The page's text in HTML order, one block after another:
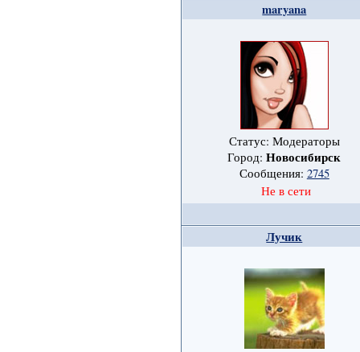
maryana
Статус: Модераторы
Город:Новосибирск
Сообщения: 2745
Не в сети
Лучик